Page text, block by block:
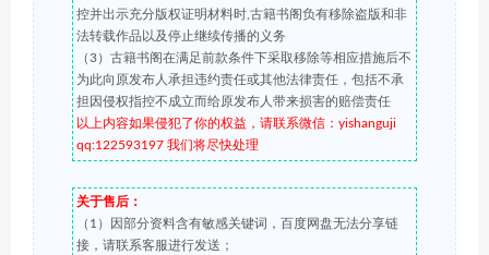
控并出示充分版权证明材料时,古籍书阁负有移除盗版和非
法转载作品以及停止继续传播的义务
（3）古籍书阁在满足前款条件下采取移除等相应措施后不
为此向原发布人承担违约责任或其他法律责任，包括不承
担因侵权指控不成立而给原发布人带来损害的赔偿责任
以上内容如果侵犯了你的权益，请联系微信：yishanguji
qq:122593197 我们将尽快处理
关于售后：
（1）因部分资料含有敏感关键词，百度网盘无法分享链
接，请联系客服进行发送；